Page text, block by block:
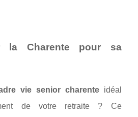
la Charente pour sa
vie senior charenteidéal
de votre retraite ? Ce